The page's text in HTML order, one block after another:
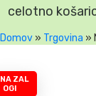
celotno
Domov » Trgovina »
ZAL
OGI